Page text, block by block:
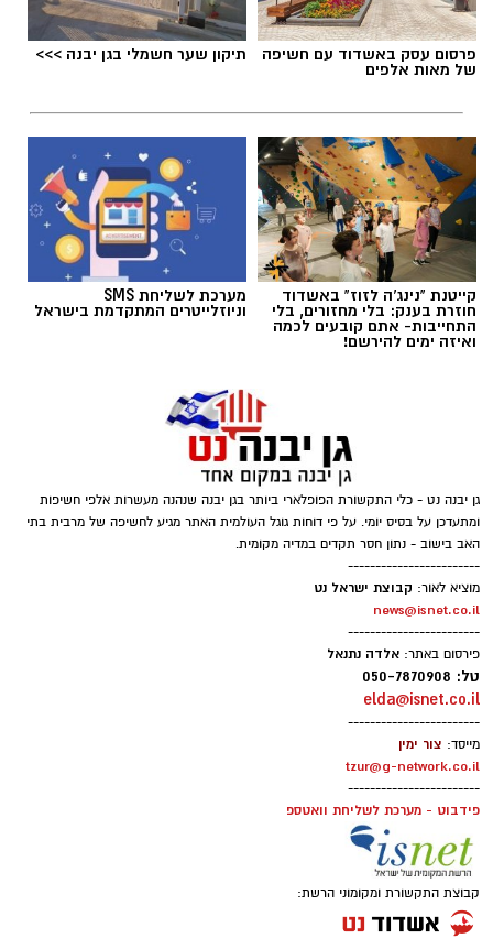
בוי ג'ורג' השיר החדש שתומך בישראל הקשיבו
למילים וצפו בקלפי הרשמי
בוי ג'ורג' השיר החדש שתומך בישראל הקשיבו
George מעורר סערה בינלאומית בעקבות שיר
נרקוד"), שבו הוא מביע תמיכה בישראל ובקורבנות
מתקפת הטרור של 7 באוקטובר. השיר שואב
השראה מהאירועים הקשים שהתרחשו בפסטיבל
הנובה ומהפגיעה באלפי אזרחים ישראלים.
סערה בעולם המוזיקה: הכוכב הבריטי הוותיק יצא
בגלוי לצד ישראל – והשיר החדש מסעיר את
הרשת
פרסום עסק באשדוד עם חשיפה
של מאות אלפים
תיקון שער חשמלי בגן יבנה >>>
קייטנת "נינג'ה לזוז" באשדוד
חוזרת בענק: בלי מחזורים, בלי
התחייבות- אתם קובעים לכמה
ואיזה ימים להירשם!
מערכת לשליחת SMS
וניוזלייטרים המתקדמת בישראל
גן יבנה נט - כלי התקשורת הפופלארי ביותר בגן יבנה שנהנה מעשרות אלפי חשיפות
ומתעדכן על בסיס יומי. על פי דוחות גוגל העולמית האתר מגיע לחשיפה של מרבית בתי
האב בישוב - נתון חסר תקדים במדיה מקומית.
------------------------
מוציא לאור: קבוצת ישראל נט
news@isnet.co.il
------------------------
פירסום באתר: אלדה נתנאל
טל: 050-7870908
elda@isnet.co.il
------------------------
מייסד: צור ימין
tzur@g-network.co.il
------------------------
פידבוט - מערכת לשליחת וואטספ
קבוצת התקשורת ומקומוני הרשת: